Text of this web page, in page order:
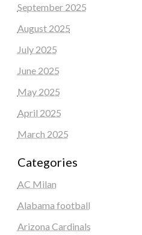
September 2025
August 2025
July 2025
June 2025
May 2025
April 2025
March 2025
Categories
AC Milan
Alabama football
Arizona Cardinals